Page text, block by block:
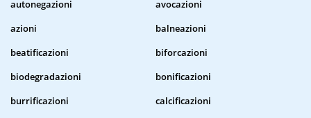
autonegazioni
avocazioni
azioni
balneazioni
beatificazioni
biforcazioni
biodegradazioni
bonificazioni
burrificazioni
calcificazioni